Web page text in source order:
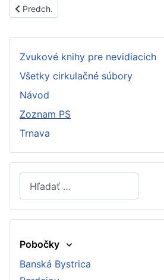
Predchádzajúci článok: PS1428A
Predch.
Zvukové knihy pre nevidiacich
Všetky cirkulačné súbory
Návod
Zoznam PS
Trnava
Hľadať
Type 2 or more characters for
Pobočky
Banská Bystrica